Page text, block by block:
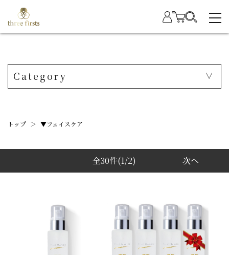
Category
トップ ＞ ▼フェイスケア
全30件(1/2) 次へ